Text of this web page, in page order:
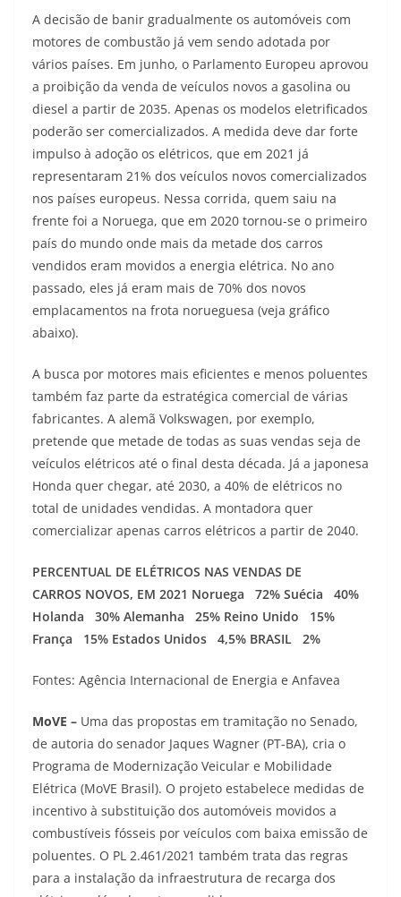
A decisão de banir gradualmente os automóveis com
motores de combustão já vem sendo adotada por
vários países. Em junho, o Parlamento Europeu aprovou
a proibição da venda de veículos novos a gasolina ou
diesel a partir de 2035. Apenas os modelos eletrificados
poderão ser comercializados. A medida deve dar forte
impulso à adoção os elétricos, que em 2021 já
representaram 21% dos veículos novos comercializados
nos países europeus. Nessa corrida, quem saiu na
frente foi a Noruega, que em 2020 tornou-se o primeiro
país do mundo onde mais da metade dos carros
vendidos eram movidos a energia elétrica. No ano
passado, eles já eram mais de 70% dos novos
emplacamentos na frota norueguesa (veja gráfico
abaixo).
A busca por motores mais eficientes e menos poluentes
também faz parte da estratégica comercial de várias
fabricantes. A alemã Volkswagen, por exemplo,
pretende que metade de todas as suas vendas seja de
veículos elétricos até o final desta década. Já a japonesa
Honda quer chegar, até 2030, a 40% de elétricos no
total de unidades vendidas. A montadora quer
comercializar apenas carros elétricos a partir de 2040.
PERCENTUAL DE ELÉTRICOS NAS VENDAS DE
CARROS NOVOS, EM 2021 Noruega 72% Suécia
40%
Holanda
30% Alemanha 25% Reino Unido
15%
França
15% Estados Unidos 4,5% BRASIL 2%
Fontes: Agência Internacional de Energia e Anfavea
MoVE – Uma das propostas em tramitação no Senado,
de autoria do senador Jaques Wagner (PT-BA), cria o
Programa de Modernização Veicular e Mobilidade
Elétrica (MoVE Brasil). O projeto estabelece medidas de
incentivo à substituição dos automóveis movidos a
combustíveis fósseis por veículos com baixa emissão de
poluentes. O PL 2.461/2021 também trata das regras
para a instalação da infraestrutura de recarga dos